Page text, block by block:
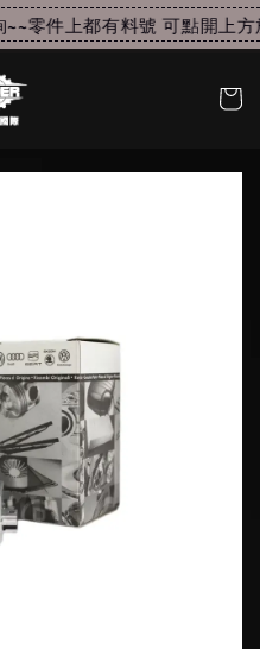
零件上都有料號 可點開上方